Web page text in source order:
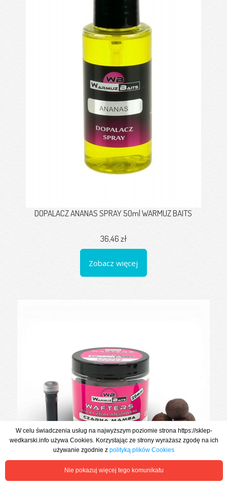
DOPALACZ ANANAS SPRAY 50ml WARMUZ BAITS
36,46 zł
Zobacz więcej
W celu świadczenia usług na najwyższym poziomie strona https://sklep-
wedkarski.info używa Cookies. Korzystając ze strony wyrażasz zgodę na ich
używanie zgodnie zpolityką plików Cookies
Nie pokazuj więcej tego komunikatu